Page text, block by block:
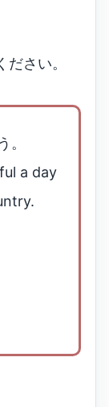
さい。
。
a day